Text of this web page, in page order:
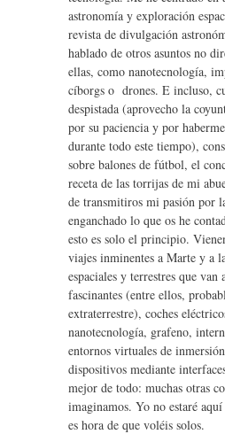
astronomía y exploración
revista de divulgación
hablado de otros asuntos no
ellas, como nanotecnología,
cíborgs o drones. E incluso,
despistada (aprovecho la
por su paciencia y por
durante todo este tiempo),
sobre balones de fútbol, el
receta de las torrijas de mi
de transmitiros mi pasión por
enganchado lo que os he
esto es solo el principio.
viajes inminentes a Marte y a
espaciales y terrestres que van
fascinantes (entre ellos,
extraterrestre), coches
nanotecnología, grafeno,
entornos virtuales de
dispositivos mediante
mejor de todo: muchas otras
imaginamos. Yo no estaré
es hora de que voléis solos.